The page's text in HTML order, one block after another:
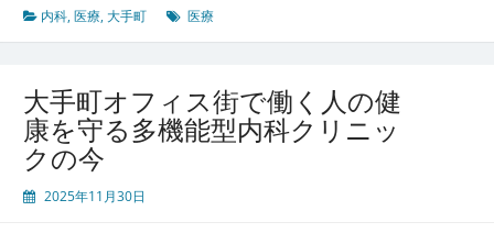
で
進
る
未
来
都
内科,医療,大手町 医療
大手町オフィス街で働く人の健
康を守る多機能型内科クリニッ
クの今
2025年11月30日